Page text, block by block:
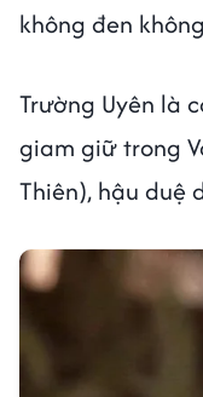
không đen
Trường Uyên là
giam giữ trong
Thiên), hậu duệ